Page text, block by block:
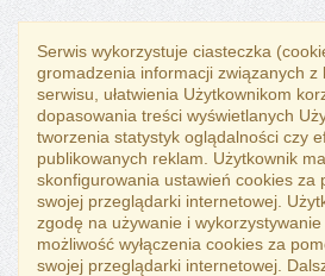
Serwis wykorzystuje ciasteczka
gromadzenia informacji związanych z
serwisu, ułatwienia Użytkownikom
dopasowania treści wyświetlanych
tworzenia statystyk oglądalności czy
publikowanych reklam. Użytkownik
skonfigurowania ustawień cookies za
swojej przeglądarki internetowej.
zgodę na używanie i
możliwość wyłączenia cookies za
swojej przeglądarki internetowej.